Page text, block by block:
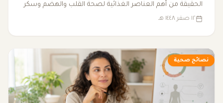
الحقيقة من أهم العناصر الغذائية لصحة القلب والهضم وسكر
الدم والبكتيريا النافعة.
١٢ صفر ١٤٤٨ هـ
نصائح صحية